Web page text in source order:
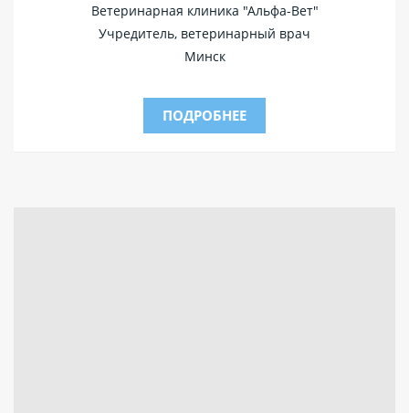
Ветеринарная клиника "Альфа-Вет"
Учредитель, ветеринарный врач
Минск
ПОДРОБНЕЕ